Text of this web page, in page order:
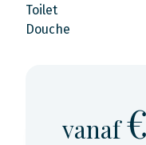
Toilet
Douche
vanaf